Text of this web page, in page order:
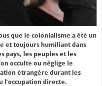
que le colonialisme a été un
et toujours humiliant dans
pays, les peuples et les
occulte ou néglige le
étrangère durant les
l’occupation directe.